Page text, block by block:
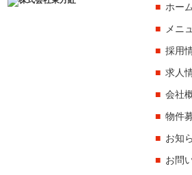
ホーム
メニ
採用
求人
会社
物件
お知
お問